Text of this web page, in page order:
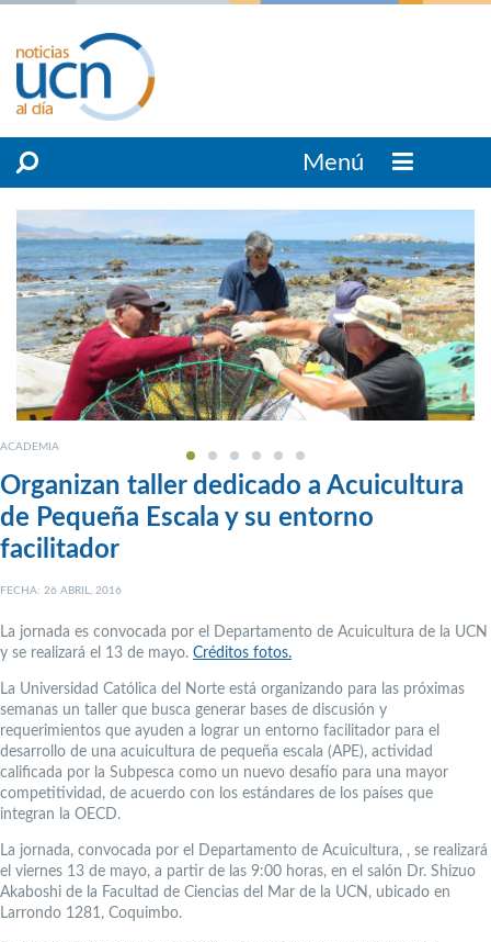
Menú
ACADEMIA
Organizan taller dedicado a Acuicultura
de Pequeña Escala y su entorno
facilitador
FECHA: 26 ABRIL, 2016
La jornada es convocada por el Departamento de Acuicultura de la UCN
y se realizará el 13 de mayo. Créditos fotos.
La Universidad Católica del Norte está organizando para las próximas
semanas un taller que busca generar bases de discusión y
requerimientos que ayuden a lograr un entorno facilitador para el
desarrollo de una acuicultura de pequeña escala (APE), actividad
calificada por la Subpesca como un nuevo desafío para una mayor
competitividad, de acuerdo con los estándares de los países que
integran la OECD.
La jornada, convocada por el Departamento de Acuicultura, , se realizará
el viernes 13 de mayo, a partir de las 9:00 horas, en el salón Dr. Shizuo
Akaboshi de la Facultad de Ciencias del Mar de la UCN, ubicado en
Larrondo 1281, Coquimbo.